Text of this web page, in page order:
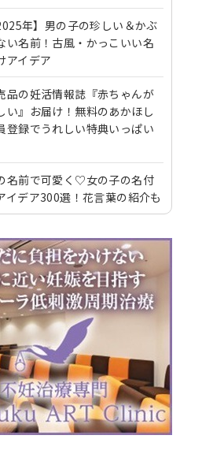
年】男の子の珍しい＆かぶ
い名前！古風・かっこいい名
アイデア
品の妊活情報誌『赤ちゃんが
い』お届け！無料のあかほし
登録でうれしい特典いっぱい
名前で可愛く♡女の子の名付
イデア300選！花言葉の紹介も